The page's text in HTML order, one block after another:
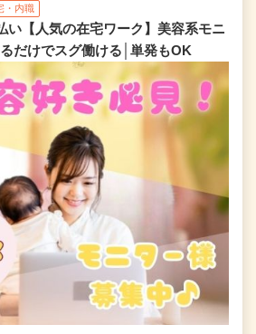
・内職
い【人気の在宅ワーク】美容系モニ
だけでスグ働ける│単発もOK